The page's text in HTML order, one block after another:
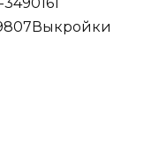
Выкройки